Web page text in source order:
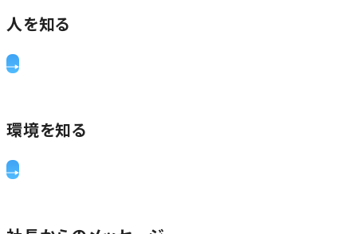
人を知る
環境を知る